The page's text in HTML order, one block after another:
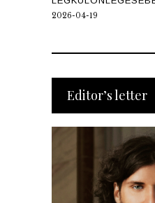
2026-04-19
Editor’s letter